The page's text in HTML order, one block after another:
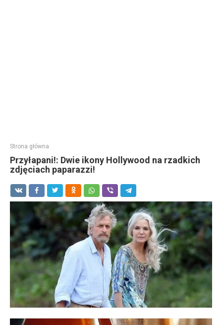
Strona główna
Przyłapani!: Dwie ikony Hollywood na rzadkich
zdjęciach paparazzi!